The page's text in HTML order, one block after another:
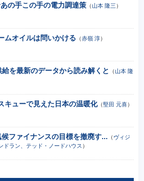
の手この手の電力調達策（山本 隆三 ）
ムオイルは問いかける （赤嶺 淳）
を最新のデータから読み解くと （山本 隆
キューで見えた日本の温暖化（堅田 元喜）
ファイナンスの目標を撤廃す... （ ヴィジ
ドラン、テッド・ノードハウス ）